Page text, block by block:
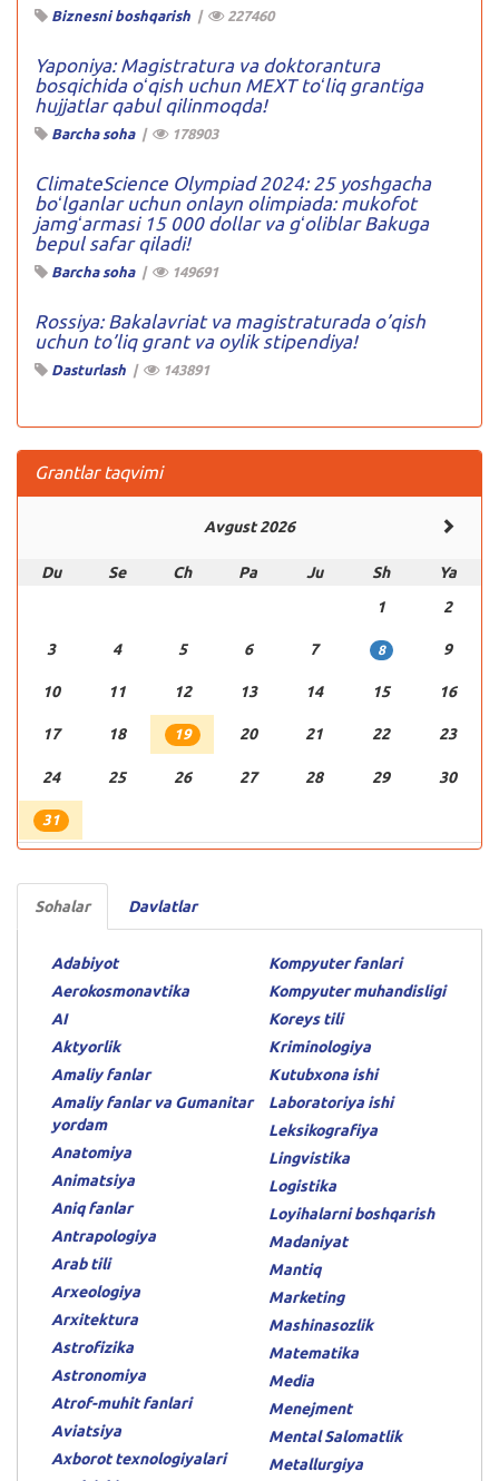
Biznesni boshqarish | 227460
Yaponiya: Magistratura va doktorantura
bosqichida oʻqish uchun MEXT toʻliq grantiga
hujjatlar qabul qilinmoqda!
Barcha soha| 178903
ClimateScience Olympiad 2024: 25 yoshgacha
boʻlganlar uchun onlayn olimpiada: mukofot
jamgʻarmasi 15 000 dollar va gʻoliblar Bakuga
bepul safar qiladi!
Barcha soha| 149691
Rossiya: Bakalavriat va magistraturada o’qish
uchun to’liq grant va oylik stipendiya!
Dasturlash | 143891
Grantlar taqvimi
Avgust 2026
Du Se Ch Pa Ju Sh
Ya
1
2
3 4 5 6 7 8 9
10 11 12 13 14 15 16
17 18 19 20 21 22 23
24 25 26 27 28 29 30
31
Sohalar Davlatlar
Adabiyot
Aerokosmonavtika
AI
Aktyorlik
Amaliy fanlar
Amaliy fanlar va Gumanitar
yordam
Anatomiya
Animatsiya
Aniq fanlar
Antrapologiya
Arab tili
Arxeologiya
Arxitektura
Astrofizika
Astronomiya
Atrof-muhit fanlari
Aviatsiya
Axborot texnologiyalari
Kompyuter fanlari
Kompyuter muhandisligi
Koreys tili
Kriminologiya
Kutubxona ishi
Laboratoriya ishi
Leksikografiya
Lingvistika
Logistika
Loyihalarni boshqarish
Madaniyat
Mantiq
Marketing
Mashinasozlik
Matematika
Media
Menejment
Mental Salomatlik
Metallurgiya